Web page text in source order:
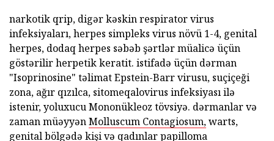
narkotik qrip, digər kəskin respirator virus
infeksiyaları, herpes simpleks virus növü 1-4, genital
herpes, dodaq herpes səbəb şərtlər müalicə üçün
göstərilir herpetik keratit. istifadə üçün dərman
"Isoprinosine" təlimat Epstein-Barr virusu, suçiçeği
zona, ağır qızılca, sitomeqalovirus infeksiyası ilə
istenir, yoluxucu Mononükleoz tövsiyə. dərmanlar və
zaman müəyyənMolluscum Contagiosum,warts,
genital bölgədə kişi və qadınlar papilloma